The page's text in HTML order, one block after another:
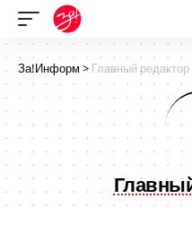
За!Информ > Главный редактор